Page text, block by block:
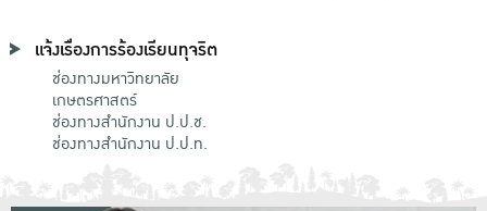
แจ้งเรื่องการร้องเรียนทุจริต
ช่องทางมหาวิทยาลัย
เกษตรศาสตร์
ช่องทางสำนักงาน ป.ป.ช.
ช่องทางสำนักงาน ป.ป.ท.